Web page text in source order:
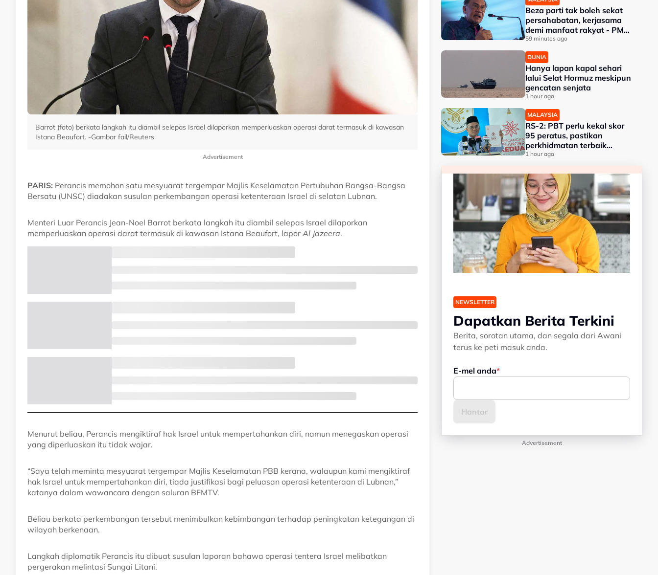
Barrot (foto) berkata langkah itu diambil selepas Israel dilaporkan memperluaskan operasi darat termasuk di kawasan
Istana Beaufort. -Gambar fail/Reuters
Advertisement
PARIS: Perancis memohon satu mesyuarat tergempar Majlis Keselamatan Pertubuhan Bangsa-Bangsa
Bersatu (UNSC) diadakan susulan perkembangan operasi ketenteraan Israel di selatan Lubnan.
Menteri Luar Perancis Jean-Noel Barrot berkata langkah itu diambil selepas Israel dilaporkan
memperluaskan operasi darat termasuk di kawasan Istana Beaufort, lapor Al Jazeera.
Menurut beliau, Perancis mengiktiraf hak Israel untuk mempertahankan diri, namun menegaskan operasi
yang diperluaskan itu tidak wajar.
“Saya telah meminta mesyuarat tergempar Majlis Keselamatan PBB kerana, walaupun kami mengiktiraf
hak Israel untuk mempertahankan diri, tiada justifikasi bagi peluasan operasi ketenteraan di Lubnan,”
katanya dalam wawancara dengan saluran BFMTV.
Beliau berkata perkembangan tersebut menimbulkan kebimbangan terhadap peningkatan ketegangan di
wilayah berkenaan.
Langkah diplomatik Perancis itu dibuat susulan laporan bahawa operasi tentera Israel melibatkan
pergerakan melintasi Sungai Litani.
Beza parti tak boleh sekat
persahabatan, kerjasama
demi manfaat rakyat - PM
Anwar
59 minutes ago
DUNIA
Hanya lapan kapal sehari
lalui Selat Hormuz meskipun
gencatan senjata
1 hour ago
MALAYSIA
RS-2: PBT perlu kekal skor
95 peratus, pastikan
perkhidmatan terbaik
kepada rakyat - Amirudin
1 hour ago
NEWSLETTER
Dapatkan Berita Terkini
Berita, sorotan utama, dan segala dari Awani
terus ke peti masuk anda.
E-mel anda
Advertisement